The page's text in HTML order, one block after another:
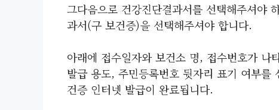
그다음으로 건강진단결과서를 선택해주셔야
과서(구 보건증)을 선택해주셔야 합니다.
아래에 접수일자와 보건소 명, 접수번호가
발급 용도, 주민등록번호 뒷자리 표기 여부
건증 인터넷 발급이 완료됩니다.